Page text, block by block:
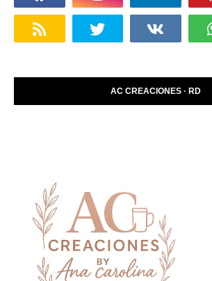
AC CREACIONES · RD